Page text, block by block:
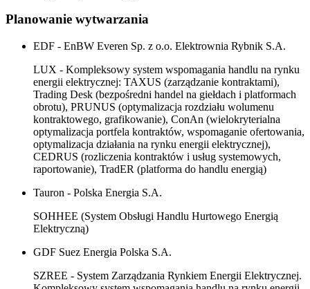
Planowanie wytwarzania
EDF - EnBW Everen Sp. z o.o. Elektrownia Rybnik S.A.
LUX - Kompleksowy system wspomagania handlu na rynku
energii elektrycznej: TAXUS (zarządzanie kontraktami),
Trading Desk (bezpośredni handel na giełdach i platformach
obrotu), PRUNUS (optymalizacja rozdziału wolumenu
kontraktowego, grafikowanie), ConAn (wielokryterialna
optymalizacja portfela kontraktów, wspomaganie ofertowania,
optymalizacja działania na rynku energii elektrycznej),
CEDRUS (rozliczenia kontraktów i usług systemowych,
raportowanie), TradER (platforma do handlu energią)
Tauron - Polska Energia S.A.
SOHHEE (System Obsługi Handlu Hurtowego Energią
Elektryczną)
GDF Suez Energia Polska S.A.
SZREE - System Zarządzania Rynkiem Energii Elektrycznej.